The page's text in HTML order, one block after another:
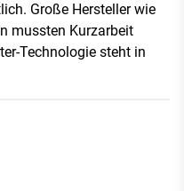
Große Hersteller wie
mussten Kurzarbeit
Technologie steht in